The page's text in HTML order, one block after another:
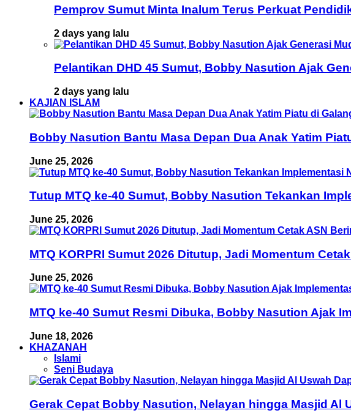
Pemprov Sumut Minta Inalum Terus Perkuat
2 days yang lalu
Pelantikan DHD 45 Sumut, Bobby Nasution Ajak
2 days yang lalu
KAJIAN ISLAM
Bobby Nasution Bantu Masa Depan Dua Anak Yatim
June 25, 2026
Tutup MTQ ke-40 Sumut, Bobby Nasution Tekankan
June 25, 2026
MTQ KORPRI Sumut 2026 Ditutup, Jadi Momentum
June 25, 2026
MTQ ke-40 Sumut Resmi Dibuka, Bobby Nasution Ajak
June 18, 2026
KHAZANAH
Islami
Seni Budaya
Gerak Cepat Bobby Nasution, Nelayan hingga Masjid Al